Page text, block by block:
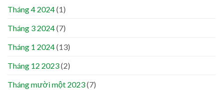
Tháng 4 2024(1)
Tháng 3 2024(7)
Tháng 1 2024(13)
Tháng 12 2023(2)
Tháng mười một 2023(7)